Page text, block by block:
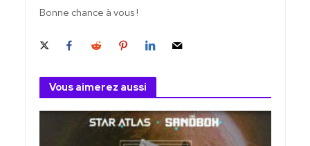
Bonne chance à vous !
Vous aimerez aussi